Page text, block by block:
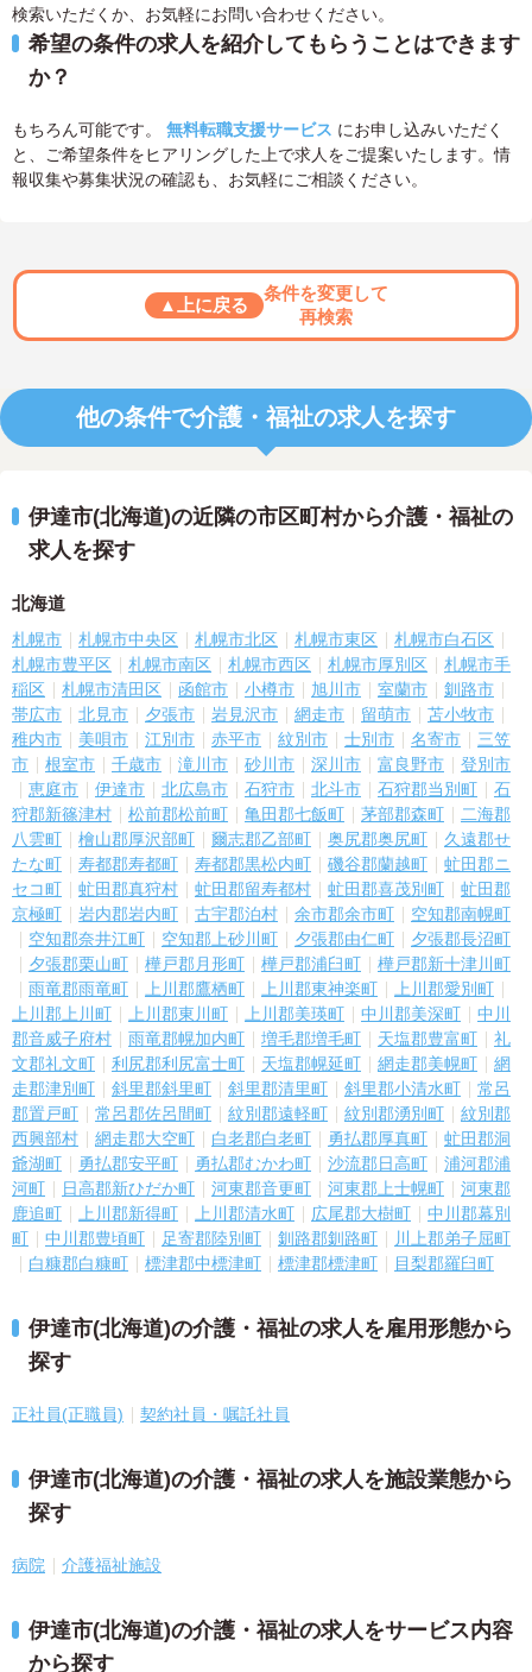
検索いただくか、お気軽にお問い合わせください。
希望の条件の求人を紹介してもらうことはできます
か？
もちろん可能です。 無料転職支援サービス にお申し込みいただく
と、ご希望条件をヒアリングした上で求人をご提案いたします。情
報収集や募集状況の確認も、お気軽にご相談ください。
▲上に戻る
条件を変更して
再検索
他の条件で介護・福祉の求人を探す
伊達市(北海道)の近隣の市区町村から介護・福祉の
求人を探す
北海道
札幌市 札幌市中央区 札幌市北区 札幌市東区
札幌市白石区
札幌市豊平区
札幌市南区 札幌市西区 札幌市厚別区
札幌市手
稲区
札幌市清田区 函館市 小樽市 旭川市 室蘭市
釧路市
帯広市
北見市 夕張市 岩見沢市 網走市 留萌市
苫小牧市
稚内市
美唄市 江別市 赤平市 紋別市 士別市 名寄市
三笠
市
根室市 千歳市 滝川市 砂川市 深川市 富良野市
登別市
恵庭市
伊達市 北広島市 石狩市 北斗市 石狩郡当別町
石
狩郡新篠津村
松前郡松前町 亀田郡七飯町 茅部郡森町
二海郡
八雲町
檜山郡厚沢部町 爾志郡乙部町 奥尻郡奥尻町
久遠郡せ
たな町
寿都郡寿都町 寿都郡黒松内町 磯谷郡蘭越町
虻田郡ニ
セコ町
虻田郡真狩村 虻田郡留寿都村 虻田郡喜茂別町
虻田郡
京極町
岩内郡岩内町 古宇郡泊村 余市郡余市町
空知郡南幌町
空知郡奈井江町
空知郡上砂川町 夕張郡由仁町
夕張郡長沼町
夕張郡栗山町
樺戸郡月形町 樺戸郡浦臼町
樺戸郡新十津川町
雨竜郡雨竜町
上川郡鷹栖町 上川郡東神楽町
上川郡愛別町
上川郡上川町
上川郡東川町 上川郡美瑛町 中川郡美深町
中川
郡音威子府村
雨竜郡幌加内町 増毛郡増毛町 天塩郡豊富町
礼
文郡礼文町
利尻郡利尻富士町 天塩郡幌延町 網走郡美幌町
網
走郡津別町
斜里郡斜里町 斜里郡清里町 斜里郡小清水町
常呂
郡置戸町
常呂郡佐呂間町 紋別郡遠軽町 紋別郡湧別町
紋別郡
西興部村
網走郡大空町 白老郡白老町 勇払郡厚真町
虻田郡洞
爺湖町
勇払郡安平町 勇払郡むかわ町 沙流郡日高町
浦河郡浦
河町
日高郡新ひだか町 河東郡音更町 河東郡上士幌町
河東郡
鹿追町
上川郡新得町 上川郡清水町 広尾郡大樹町
中川郡幕別
町
中川郡豊頃町 足寄郡陸別町 釧路郡釧路町
川上郡弟子屈町
白糠郡白糠町
標津郡中標津町 標津郡標津町 目梨郡羅臼町
伊達市(北海道)の介護・福祉の求人を雇用形態から
探す
正社員(正職員) 契約社員・嘱託社員
伊達市(北海道)の介護・福祉の求人を施設業態から
探す
病院 介護福祉施設
伊達市(北海道)の介護・福祉の求人をサービス内容
から探す